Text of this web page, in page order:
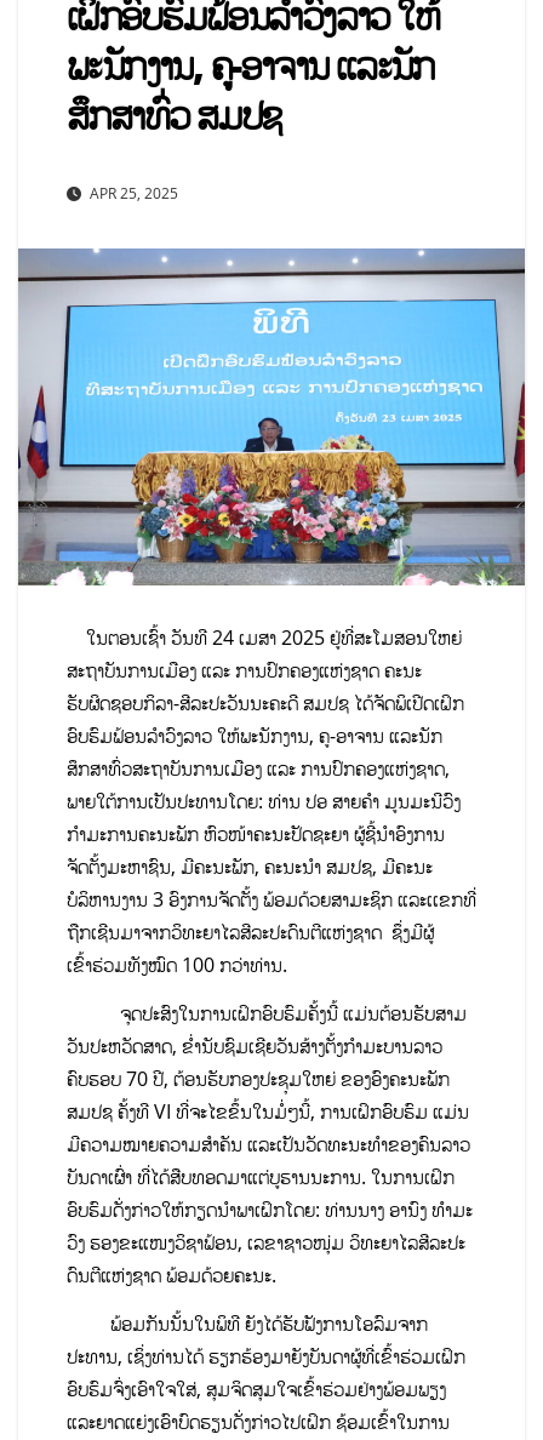
ເຝິກອົບຮົມຟ້ອນລໍາວົງລາວ ໃຫ້
ພະນັກງານ, ຄູ-ອາຈານ ແລະນັກ
ສຶກສາທົ່ວ ສມປຊ
APR 25, 2025
ໃນຕອນເຊົ້າ ວັນທີ 24 ເມສາ 2025 ຢູ່ທີ່ສະໂມສອນໃຫຍ່
ສະຖາບັນການເມືອງ ແລະ ການປົກຄອງແຫ່ງຊາດ ຄະນະ
ຮັບຜິດຊອບກິລາ-ສີລະປະວັນນະຄະດີ ສມປຊ ໄດ້ຈັດພິເປີດເຝິກ
ອົບຮົມຟ້ອນລໍາວົງລາວ ໃຫ້ພະນັກງານ, ຄູ-ອາຈານ ແລະນັກ
ສຶກສາທົ່ວສະຖາບັນການເມືອງ ແລະ ການປົກຄອງແຫ່ງຊາດ,
ພາຍໃຕ້ການເປັນປະທານໂດຍ: ທ່ານ ປອ ສາຍຄໍາ ມູນມະນີວົງ
ກໍາມະການຄະນະພັກ ຫົວໜ້າຄະນະປັດຊະຍາ ຜູ້ຊີ້ນໍາອົງການ
ຈັດຕັ້ງມະຫາຊົນ, ມີຄະນະພັກ, ຄະນະນໍາ ສມປຊ, ມີຄະນະ
ບໍລິຫານງານ 3 ອົງການຈັດຕັ້ງ ພ້ອມດ້ວຍສາມະຊິກ ແລະເເຂກທີ່
ຖືກເຊີນມາຈາກວິທະຍາໄລສີລະປະດົນຕີແຫ່ງຊາດ ຊຶ່ງມີຜູ້
ເຂົ້າຮ່ວມທັງໝົດ 100 ກວ່າທ່ານ.
ຈຸດປະສົງໃນການເຝິກອົບຮົມຄັ້ງນີ້ ແມ່ນຕ້ອນຮັບສາມ
ວັນປະຫວັດສາດ, ຂໍ່ານັບຊົມເຊີຍວັນສ້າງຕັ້ງກໍາມະບານລາວ
ຄົບຮອບ 70 ປີ, ຕ້ອນຮັບກອງປະຊຸມໃຫຍ່ ຂອງອົງຄະນະພັກ
ສມປຊ ຄັ້ງທີ VI ທີ່ຈະໄຂຂຶ້ນໃນມໍ່ໆນີ້, ການເຝິກອົບຮົມ ແມ່ນ
ມີຄວາມໝາຍຄວາມສໍາຄັນ ແລະເປັນວັດທະນະທໍາຂອງຄົນລາວ
ບັນດາເຜົ່າ ທີ່ໄດ້ສືບທອດມາແຕ່ບູຮານນະການ. ໃນການເຝິກ
ອົບຮົມດັ່ງກ່າວໃຫ້ກຽດນໍາພາເຝິກໂດຍ: ທ່ານນາງ ອານົງ ທໍາມະ
ວົງ ຮອງຂະແໜງວິຊາຟ້ອນ, ເລຂາຊາວໜຸ່ມ ວິທະຍາໄລສີລະປະ
ດົນຕີແຫ່ງຊາດ ພ້ອມດ້ວຍຄະນະ.
ພ້ອມກັນນັ້ນໃນພິທີ ຍັງໄດ້ຮັບຟັງການໂອລົມຈາກ
ປະທານ, ເຊິ່ງທ່ານໄດ້ ຮຽກຮ້ອງມາຍັງບັນດາຜູ້ທີ່ເຂົ້າຮ່ວມເຝິກ
ອົບຮົມຈົ່ງເອົາໃຈໃສ່, ສຸມຈິດສຸມໃຈເຂົ້າຮ່ວມຢ່າງພ້ອມພຽງ
ແລະຍາດແຍ່ງເອົາບົດຮຽນດັ່ງກ່າວໄປເຝິກ ຊ້ອມເຂົ້າໃນການ